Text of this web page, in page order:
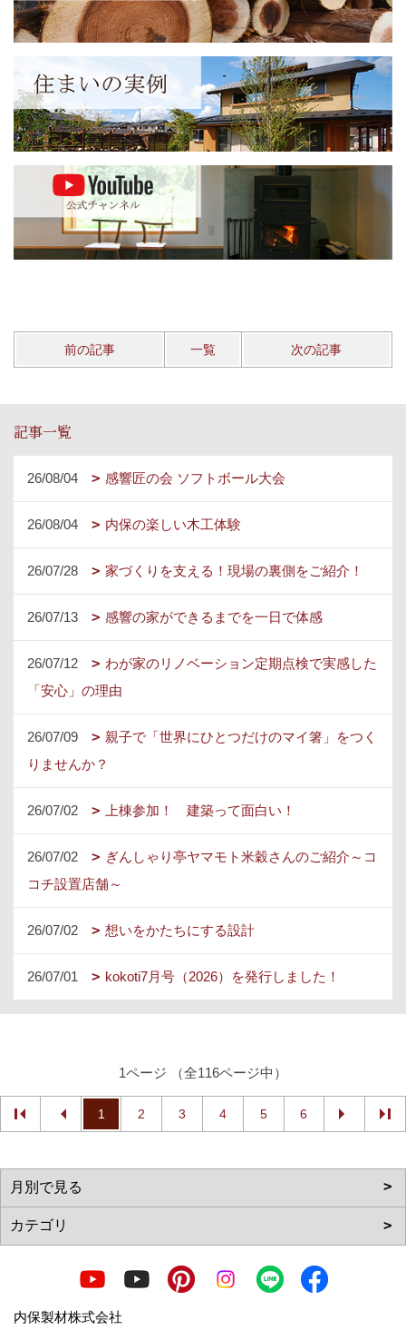
前の記事 一覧 次の記事
記事一覧
26/08/04 感響匠の会 ソフトボール大会
26/08/04 内保の楽しい木工体験
26/07/28 家づくりを支える！現場の裏側をご紹介！
26/07/13 感響の家ができるまでを一日で体感
26/07/12
わが家のリノベーション定期点検で実感した
「安心」の理由
26/07/09
親子で「世界にひとつだけのマイ箸」をつく
りませんか？
26/07/02 上棟参加！ 建築って面白い！
26/07/02
ぎんしゃり亭ヤマモト米穀さんのご紹介～コ
コチ設置店舗～
26/07/02 想いをかたちにする設計
26/07/01 kokoti7月号（2026）を発行しました！
1ページ （全116ページ中）
1 2 3 4 5 6
内保製材株式会社